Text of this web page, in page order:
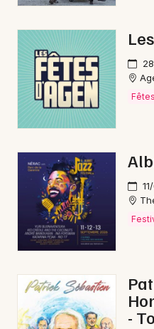
Artistes en tournée
Actus à Marmande
Magazine à Marmande
Choisir mes
Mon email
Fêtes
-